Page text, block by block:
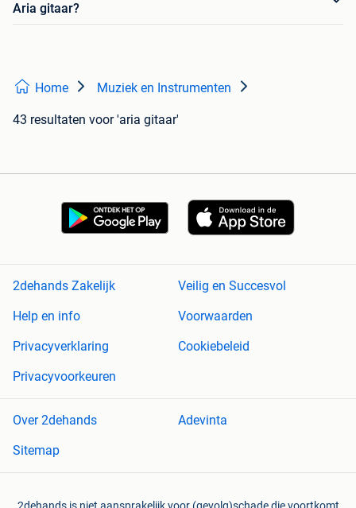
Aria gitaar?
Home Muziek en Instrumenten
43 resultaten voor 'aria gitaar'
2dehands Zakelijk
Veilig en Succesvol
Help en info
Voorwaarden
Privacyverklaring
Cookiebeleid
Privacyvoorkeuren
Over 2dehands
Adevinta
Sitemap